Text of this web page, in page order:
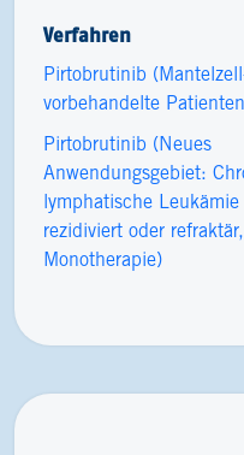
Verfahren
Pirtobrutinib
vorbehandelte
Pirtobrutinib (Neues
Anwendungsgebiet:
lymphatische Leukämie
rezidiviert oder refraktär,
Monotherapie)